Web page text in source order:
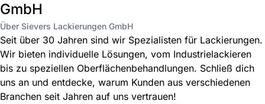
GmbH
Über Sievers Lackierungen GmbH
Seit über 30 Jahren sind wir Spezialisten für Lackierungen.
Wir bieten individuelle Lösungen, vom Industrielackieren
bis zu speziellen Oberflächenbehandlungen. Schließ dich
uns an und entdecke, warum Kunden aus verschiedenen
Branchen seit Jahren auf uns vertrauen!